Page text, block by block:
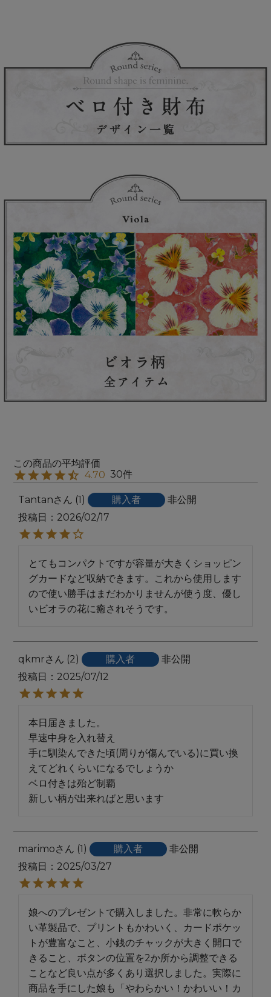
4.70 30
Tantan 1 購入者
非公開
投稿日
2026/02/17
とてもコンパクトですが容量が大きくショッピン
グカードなど収納できます。これから使用します
ので使い勝手はまだわかりませんが使う度、優し
いビオラの花に癒されそうです。
qkmr 2 購入者
非公開
投稿日
2025/07/12
本日届きました。
早速中身を入れ替え
手に馴染んできた頃(周りが傷んでいる)に買い換
えてどれくらいになるでしょうか
ベロ付きは殆ど制覇
marimo 1 購入者
非公開
投稿日
2025/03/27
娘へのプレゼントで購入しました。非常に軟らか
い革製品で、プリントもかわいく、カードポケッ
トが豊富なこと、小銭のチャックが大きく開口で
きること、ボタンの位置を2か所から調整できる
ことなど良い点が多くあり選択しました。実際に
商品を手にした娘も「やわらかい！かわいい！カ